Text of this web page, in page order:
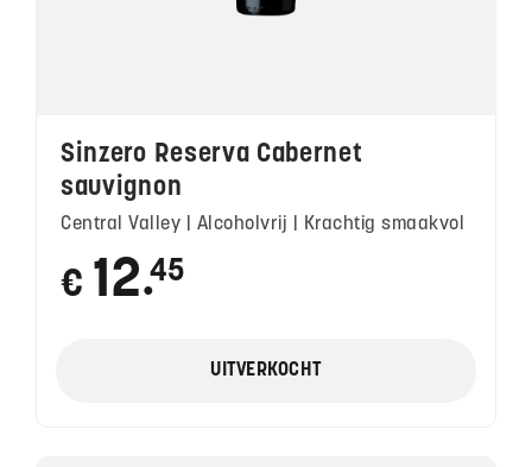
Sinzero Reserva Cabernet
sauvignon
Central Valley | Alcoholvrij | Krachtig smaakvol
€ 12 ●
45
UITVERKOCHT